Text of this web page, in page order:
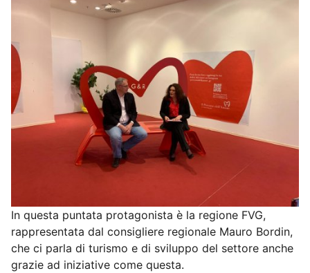
In questa puntata protagonista è la regione FVG,
rappresentata dal consigliere regionale Mauro Bordin,
che ci parla di turismo e di sviluppo del settore anche
grazie ad iniziative come questa.